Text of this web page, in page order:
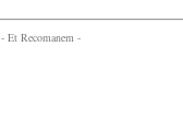
- Et Recomanem -